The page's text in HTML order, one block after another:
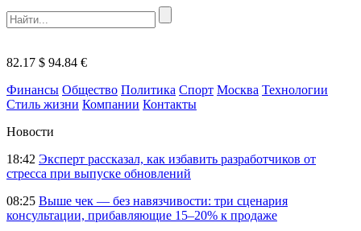
82.17 $ 94.84 €
Финансы Общество Политика Спорт Москва Технологии
Стиль жизни Компании Контакты
Новости
18:42 Эксперт рассказал, как избавить разработчиков от
стресса при выпуске обновлений
08:25 Выше чек — без навязчивости: три сценария
консультации, прибавляющие 15–20% к продаже